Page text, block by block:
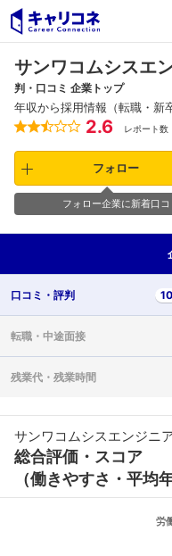
サンワコムシスエ
判・口コミ 企業トップ
年収から採用情報（転職・新
2.6 レポート数
フォロー
フォロー企業に新着口
口コミ・ 評判 10
転職・ 中途面接
残業代・ 残業時間
サンワコムシスエンジニ
総合評価・スコア
（働きやすさ・平均